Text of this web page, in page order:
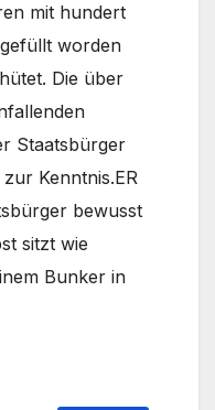
mit hundert
worden
Die über
Staatsbürger
Kenntnis.ER
bewusst
sitzt wie
Bunker in